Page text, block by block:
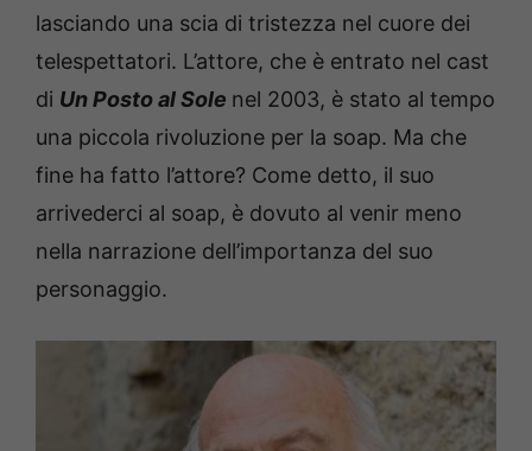
lasciando una scia di tristezza nel cuore dei
telespettatori. L’attore, che è entrato nel cast
di Un Posto al Sole nel 2003, è stato al tempo
una piccola rivoluzione per la soap. Ma che
fine ha fatto l’attore? Come detto, il suo
arrivederci al soap, è dovuto al venir meno
nella narrazione dell’importanza del suo
personaggio.